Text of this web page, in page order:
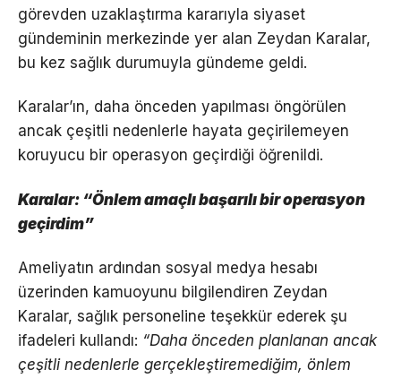
görevden uzaklaştırma kararıyla siyaset
gündeminin merkezinde yer alan Zeydan Karalar,
bu kez sağlık durumuyla gündeme geldi.
Karalar’ın, daha önceden yapılması öngörülen
ancak çeşitli nedenlerle hayata geçirilemeyen
koruyucu bir operasyon geçirdiği öğrenildi.
Karalar: “Önlem amaçlı başarılı bir operasyon
geçirdim”
Ameliyatın ardından sosyal medya hesabı
üzerinden kamuoyunu bilgilendiren Zeydan
Karalar, sağlık personeline teşekkür ederek şu
ifadeleri kullandı: “Daha önceden planlanan ancak
çeşitli nedenlerle gerçekleştiremediğim, önlem